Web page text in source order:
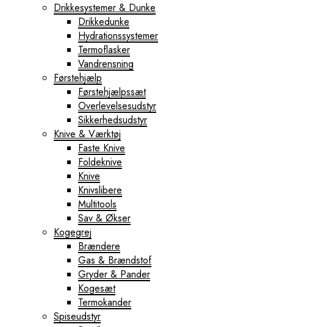
Drikkesystemer & Dunke
Drikkedunke
Hydrationssystemer
Termoflasker
Vandrensning
Førstehjælp
Førstehjælpssæt
Overlevelsesudstyr
Sikkerhedsudstyr
Knive & Værktøj
Faste Knive
Foldeknive
Knive
Knivslibere
Multitools
Sav & Økser
Kogegrej
Brændere
Gas & Brændstof
Gryder & Pander
Kogesæt
Termokander
Spiseudstyr